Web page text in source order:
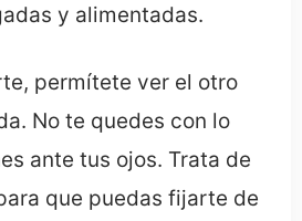
y alimentadas.
permítete ver el otro
No te quedes con lo
ante tus ojos. Trata de
que puedas fijarte de